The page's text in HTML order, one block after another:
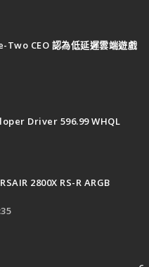
Two CEO 認為低延遲雲端遊戲
Driver 596.99 WHQL
2800X RS-R ARGB